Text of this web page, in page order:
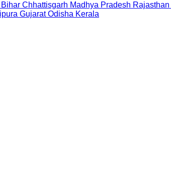
Bihar Chhattisgarh Madhya Pradesh Rajasthan
Gujarat Odisha Kerala